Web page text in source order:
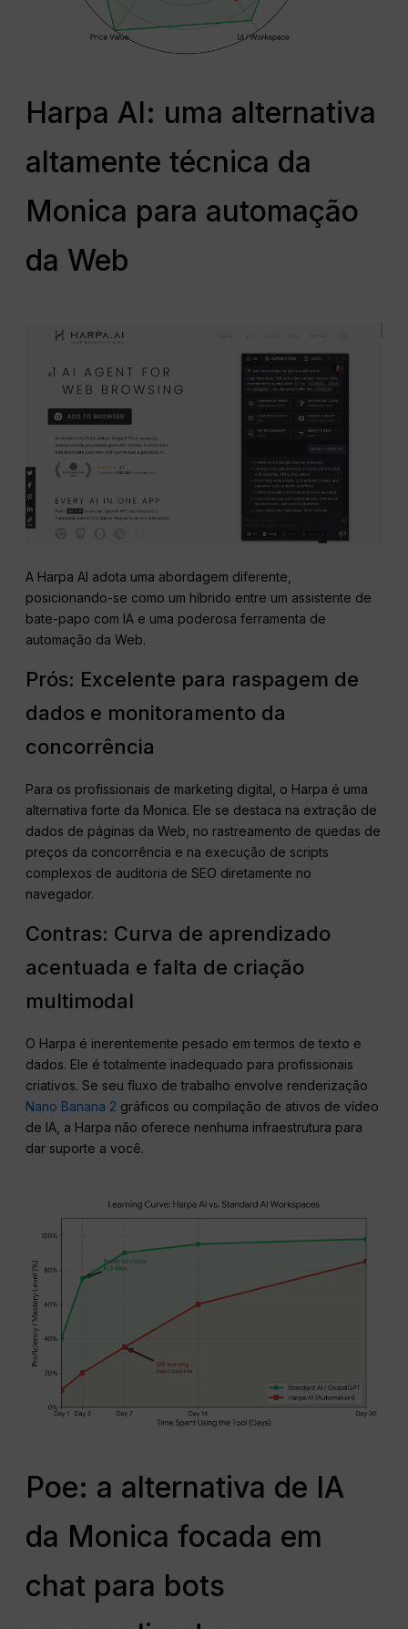
Harpa AI: uma alternativa
altamente técnica da
Monica para automação
da Web
A Harpa AI adota uma abordagem diferente,
posicionando-se como um híbrido entre um assistente de
bate-papo com IA e uma poderosa ferramenta de
automação da Web.
Prós: Excelente para raspagem de
dados e monitoramento da
concorrência
Para os profissionais de marketing digital, o Harpa é uma
alternativa forte da Monica. Ele se destaca na extração de
dados de páginas da Web, no rastreamento de quedas de
preços da concorrência e na execução de scripts
complexos de auditoria de SEO diretamente no
navegador.
Contras: Curva de aprendizado
acentuada e falta de criação
multimodal
O Harpa é inerentemente pesado em termos de texto e
dados. Ele é totalmente inadequado para profissionais
criativos. Se seu fluxo de trabalho envolve renderização
Nano Banana 2 gráficos ou compilação de ativos de vídeo
de IA, a Harpa não oferece nenhuma infraestrutura para
dar suporte a você.
Poe: a alternativa de IA
da Monica focada em
chat para bots